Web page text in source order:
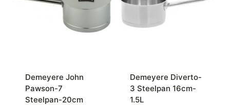
Demeyere John
Pawson-7
Steelpan-20cm
Demeyere Diverto-
3 Steelpan 16cm-
1.5L